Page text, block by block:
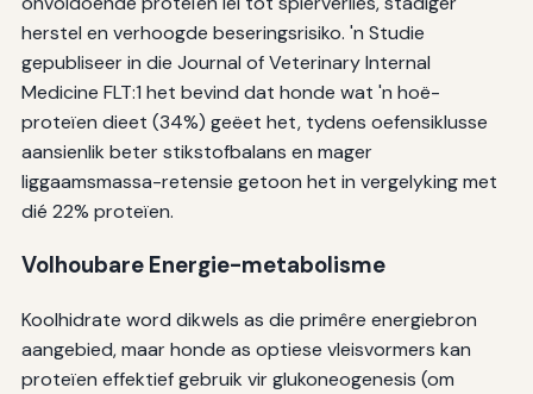
herstel en verhoogde beseringsrisiko. 'n Studie
gepubliseer in die Journal of Veterinary Internal
Medicine FLT:1 het bevind dat honde wat 'n hoë-
proteïen dieet (34%) geëet het, tydens oefensiklusse
aansienlik beter stikstofbalans en mager
liggaamsmassa-retensie getoon het in vergelyking met
dié 22% proteïen.
Volhoubare Energie-metabolisme
Koolhidrate word dikwels as die primêre energiebron
aangebied, maar honde as optiese vleisvormers kan
proteïen effektief gebruik vir glukoneogenesis (om